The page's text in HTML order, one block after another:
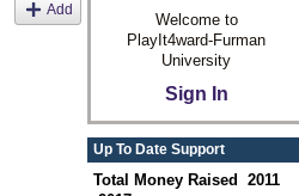
Add
Welcome to
PlayIt4ward-Furman
University
Sign In
Up To Date Support
Total Money Raised 2011